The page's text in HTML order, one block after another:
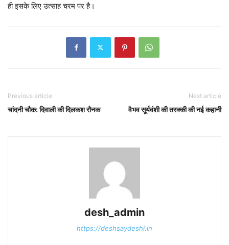
ही इसके लिए उत्साह चरम पर है।
Previous article
चांदनी चौक: दिवाली की दिलकश रौनक
Next article
वैभव सूर्यवंशी की तरक्की की नई कहानी
desh_admin
https://deshsaydeshi.in